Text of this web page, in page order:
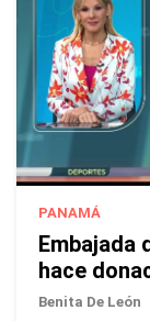
PANAMÁ
Embajada
hace
Benita De León